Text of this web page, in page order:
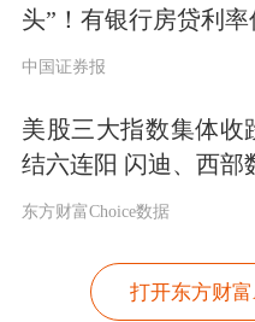
突破2000笔。
响。一方面，若“
无序竞争、推动
成冲击。同时，
头”！有银行房贷利率
中国证券报
美股三大指数集体收
结六连阳 闪迪、西部
东方财富Choice数据
打开东方财